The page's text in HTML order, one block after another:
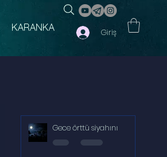
KARANKA Giriş
Gece örttü siyahını